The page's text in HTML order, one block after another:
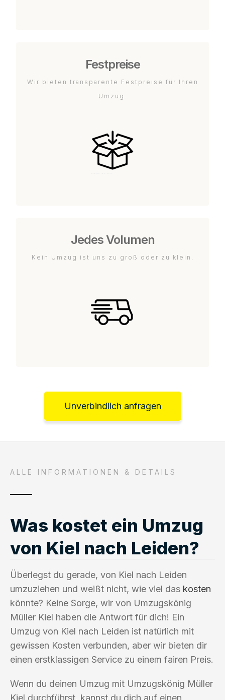
Festpreise
Wir bieten transparente Festpreise für Ihren
Umzug.
Jedes Volumen
Kein Umzug ist uns zu groß oder zu klein.
Unverbindlich anfragen
ALLE INFORMATIONEN & DETAILS
Was kostet ein Umzug
von Kiel nach Leiden?
Überlegst du gerade, von Kiel nach Leiden
umzuziehen und weißt nicht, wie viel das kosten
könnte? Keine Sorge, wir von Umzugskönig
Müller Kiel haben die Antwort für dich! Ein
Umzug von Kiel nach Leiden ist natürlich mit
gewissen Kosten verbunden, aber wir bieten dir
einen erstklassigen Service zu einem fairen Preis.
Wenn du deinen Umzug mit Umzugskönig Müller
Kiel durchführst, kannst du dich auf einen